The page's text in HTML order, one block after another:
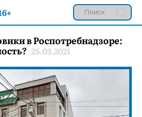
в Роспотребнадзоре:
25.03.2021